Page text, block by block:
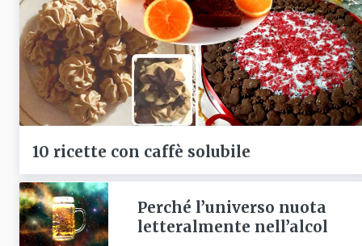
10 ricette con caffè solubile
Perché l’universo nuota
letteralmente nell’alcol